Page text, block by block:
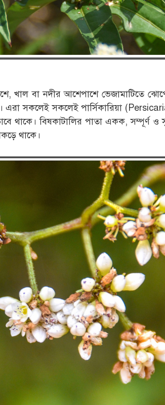
খাল বা নদীর আশেপাশে ভেজামাটিতে
এরা সকলেই সকলেই পার্সিকারিয়া
থাকে। বিষকাটালির পাতা একক, সম্পূর্ণ ও
থাকে।